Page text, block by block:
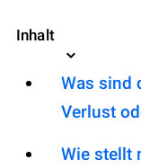
Inhalt
Was sind
Verlust
Wie stellt